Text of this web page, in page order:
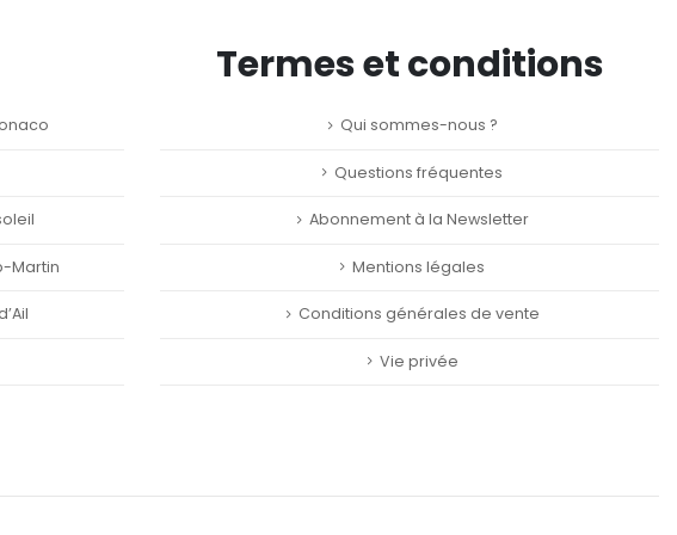
Martin
Termes et conditions
Qui sommes-nous ?
Questions fréquentes
Abonnement à la Newsletter
Mentions légales
Conditions générales de vente
Vie privée